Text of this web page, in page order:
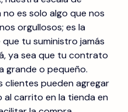
es solo algo que nos
orgullosos; es la
tu suministro jamás
ya sea que tu contrato
grande o pequeño.
clientes pueden agregar
carrito en la tienda en